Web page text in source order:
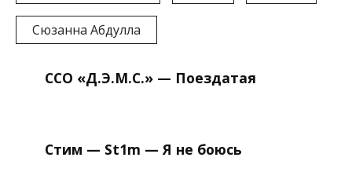
Сюзанна Абдулла
ССО «Д.Э.М.С.» — Поездатая
Стим — St1m — Я не боюсь